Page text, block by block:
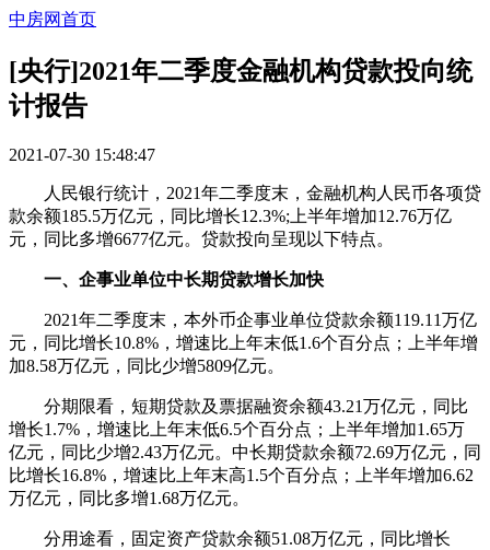
中房网首页
[央行]2021年二季度金融机构贷款投向统
计报告
2021-07-30 15:48:47
人民银行统计，2021年二季度末，金融机构人民币各项贷
款余额185.5万亿元，同比增长12.3%;上半年增加12.76万亿
元，同比多增6677亿元。贷款投向呈现以下特点。
一、企事业单位中长期贷款增长加快
2021年二季度末，本外币企事业单位贷款余额119.11万亿
元，同比增长10.8%，增速比上年末低1.6个百分点；上半年增
加8.58万亿元，同比少增5809亿元。
分期限看，短期贷款及票据融资余额43.21万亿元，同比
增长1.7%，增速比上年末低6.5个百分点；上半年增加1.65万
亿元，同比少增2.43万亿元。中长期贷款余额72.69万亿元，同
比增长16.8%，增速比上年末高1.5个百分点；上半年增加6.62
万亿元，同比多增1.68万亿元。
分用途看，固定资产贷款余额51.08万亿元，同比增长